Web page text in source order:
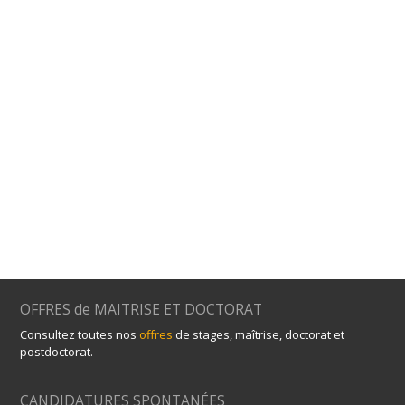
OFFRES de MAITRISE ET DOCTORAT
Consultez toutes nos offres de stages, maîtrise, doctorat et
postdoctorat.
CANDIDATURES SPONTANÉES